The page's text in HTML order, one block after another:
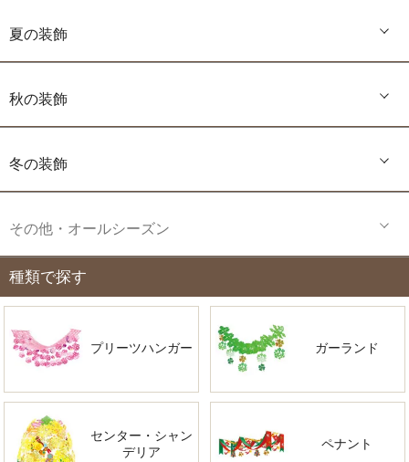
夏の装飾
秋の装飾
冬の装飾
その他・オールシーズン
種類で探す
プリーツハンガー ガーランド
センター・シャン
デリア
ペナント